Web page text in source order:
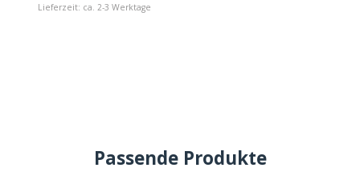
Lieferzeit: ca. 2-3 Werktage
Passende Produkte